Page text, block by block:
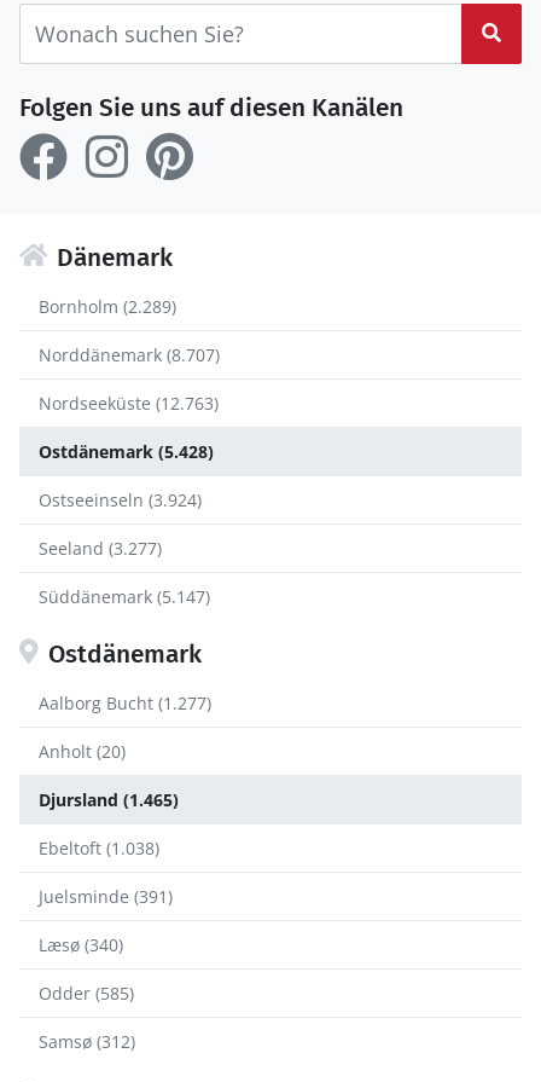
Folgen Sie uns auf diesen Kanälen
Dänemark
Bornholm (2.289)
Norddänemark (8.707)
Nordseeküste (12.763)
Ostdänemark (5.428)
Ostseeinseln (3.924)
Seeland (3.277)
Süddänemark (5.147)
Ostdänemark
Aalborg Bucht (1.277)
Anholt (20)
Djursland (1.465)
Ebeltoft (1.038)
Juelsminde (391)
Læsø (340)
Odder (585)
Samsø (312)